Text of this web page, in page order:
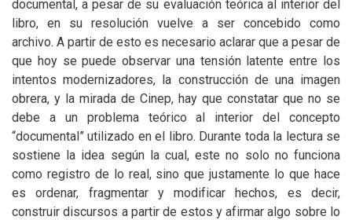
documental, a pesar de su evaluación teórica al interior del
libro, en su resolución vuelve a ser concebido como
archivo. A partir de esto es necesario aclarar que a pesar de
que hoy se puede observar una tensión latente entre los
intentos modernizadores, la construcción de una imagen
obrera, y la mirada de Cinep, hay que constatar que no se
debe a un problema teórico al interior del concepto
“documental” utilizado en el libro. Durante toda la lectura se
sostiene la idea según la cual, este no solo no funciona
como registro de lo real, sino que justamente lo que hace
es ordenar, fragmentar y modificar hechos, es decir,
construir discursos a partir de estos y afirmar algo sobre lo